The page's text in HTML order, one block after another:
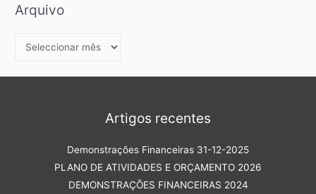
Arquivo
Artigos recentes
Demonstrações Financeiras 31-12-2025
PLANO DE ATIVIDADES E ORÇAMENTO 2026
DEMONSTRAÇÕES FINANCEIRAS 2024